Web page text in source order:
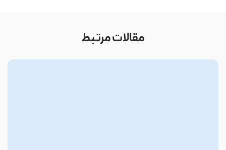
مقالات مرتبط